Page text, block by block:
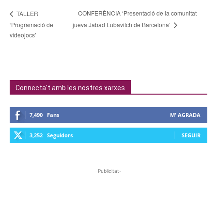
TALLER
‘Programació de
videojocs’
CONFERÈNCIA ‘Presentació de la comunitat
jueva Jabad Lubavitch de Barcelona’
Connecta't amb les nostres xarxes
7,490 Fans M' AGRADA
3,252 Seguidors SEGUIR
-Publicitat-